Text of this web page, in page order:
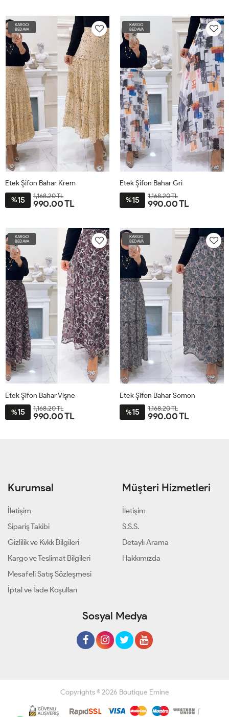
KARGO
BEDAVA
Etek Şifon Bahar Krem
%15 1,168.20 TL
990.00 TL
KARGO
BEDAVA
Etek Şifon Bahar Gri
%15 1,168.20 TL
990.00 TL
KARGO
BEDAVA
Etek Şifon Bahar Vişne
%15 1,168.20 TL
990.00 TL
KARGO
BEDAVA
Etek Şifon Bahar Somon
%15 1,168.20 TL
990.00 TL
Kurumsal
İletişim
Sipariş Takibi
Gizlilik ve Kvkk Bilgileri
Kargo ve Teslimat Bilgileri
Mesafeli Satış Sözleşmesi
İptal ve İade Koşulları
Müşteri Hizmetleri
İletişim
S.S.S.
Detaylı Arama
Hakkımızda
Sosyal Medya
Copyrights © 2026 Boutique Emine